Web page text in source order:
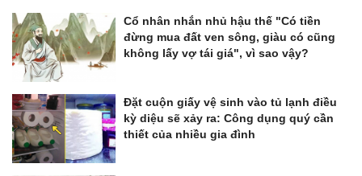
Cổ nhân nhắn nhủ hậu thế "Có tiền
đừng mua đất ven sông, giàu có cũng
không lấy vợ tái giá", vì sao vậy?
Đặt cuộn giấy vệ sinh vào tủ lạnh điều
kỳ diệu sẽ xảy ra: Công dụng quý cần
thiết của nhiều gia đình